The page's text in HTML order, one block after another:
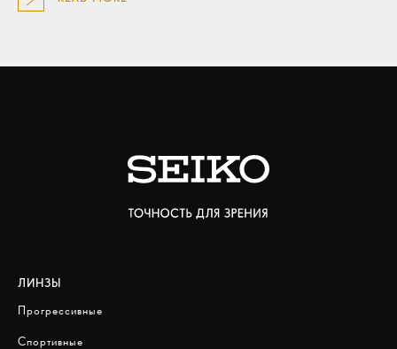
ЛИНЗЫ
Прогрессивные
Спортивные